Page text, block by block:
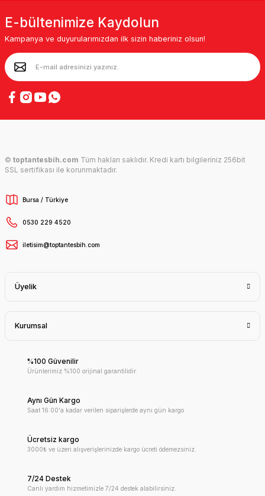
E-bültenimize Kaydolun
Kampanya ve duyurularımızdan ilk sizin haberiniz olsun!
© toptantesbih.com Tüm hakları saklıdır. Kredi kartı bilgileriniz 256bit
SSL sertifikası ile korunmaktadır.
Bursa / Türkiye
0530 229 4520
iletisim@toptantesbih.com
Üyelik
Kurumsal
%100 Güvenilir
Ürünlerimiz %100 orijinal garantilidir.
Aynı Gün Kargo
Saat 16:00'a kadar verilen siparişlerde aynı gün kargo
Ücretsiz kargo
3000₺ ve üzeri alışverişlerinizde kargo ücreti ödemezsiniz.
7/24 Destek
Canlı yardım hizmetimizle 7/24 destek alabilirsiniz.